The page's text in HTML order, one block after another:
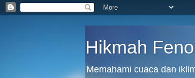
Hikmah
Memahami cuaca dan